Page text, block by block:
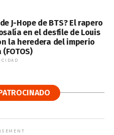
J-Hope de BTS? El rapero
en el desfile de Louis
la heredera del imperio